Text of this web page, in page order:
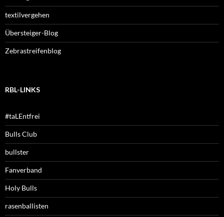
textilvergehen
Übersteiger-Blog
Zebrastreifenblog
RBL-LINKS
#taLEntfrei
Bulls Club
bullster
Fanverband
Holy Bulls
rasenballisten